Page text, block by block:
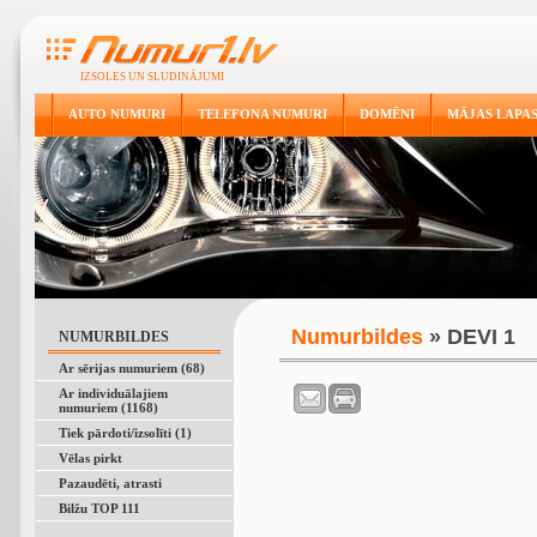
IZSOLES UN SLUDINĀJUMI
AUTO NUMURI TELEFONA NUMURI DOMĒNI MĀJAS LAPAS
NUMURBILDES
Ar sērijas numuriem (68)
Ar individuālajiem
numuriem (1168)
Tiek pārdoti/izsolīti (1)
Vēlas pirkt
Pazaudēti, atrasti
Bilžu TOP 111
Numurbildes» DEVI 1